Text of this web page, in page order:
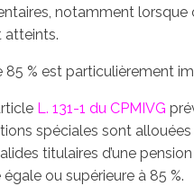
notamment lorsque
atteints.
85 % est particulièrement
L. 131-1 du CPMIVG
spéciales sont allouées
titulaires d’une pension
égale ou supérieure à 85 %.